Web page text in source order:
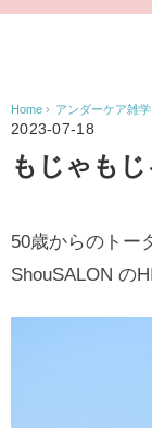
Home › アンダーケア雑学
2023-07-18
もじゃもじ
50歳からのトー
ShouSALON の